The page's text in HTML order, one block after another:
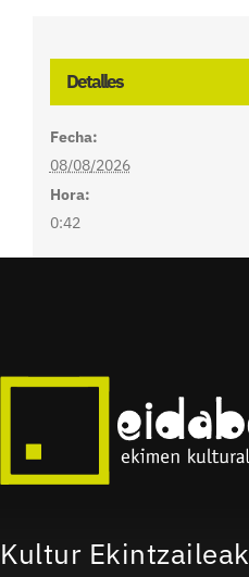
Detalles
Fecha:
08/08/2026
Hora:
0:42
Kultur Ekintzaileak